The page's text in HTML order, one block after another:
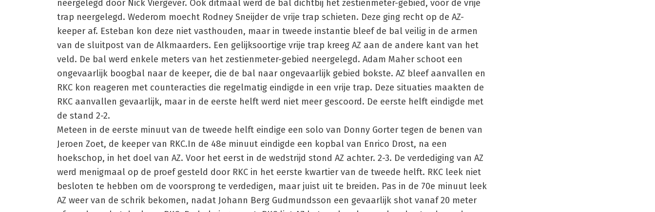
neergelegd door Nick Viergever. Ook ditmaal werd de bal dichtbij het zestienmeter-gebied, voor de vrije
trap neergelegd. Wederom moecht Rodney Sneijder de vrije trap schieten. Deze ging recht op de AZ-
keeper af. Esteban kon deze niet vasthouden, maar in tweede instantie bleef de bal veilig in de armen
van de sluitpost van de Alkmaarders. Een gelijksoortige vrije trap kreeg AZ aan de andere kant van het
veld. De bal werd enkele meters van het zestienmeter-gebied neergelegd. Adam Maher schoot een
ongevaarlijk boogbal naar de keeper, die de bal naar ongevaarlijk gebied bokste. AZ bleef aanvallen en
RKC kon reageren met counteracties die regelmatig eindigde in een vrije trap. Deze situaties maakten de
RKC aanvallen gevaarlijk, maar in de eerste helft werd niet meer gescoord. De eerste helft eindigde met
de stand 2-2.
Meteen in de eerste minuut van de tweede helft eindige een solo van Donny Gorter tegen de benen van
Jeroen Zoet, de keeper van RKC.In de 48e minuut eindigde een kopbal van Enrico Drost, na een
hoekschop, in het doel van AZ. Voor het eerst in de wedstrijd stond AZ achter. 2-3. De verdediging van AZ
werd menigmaal op de proef gesteld door RKC in het eerste kwartier van de tweede helft. RKC leek niet
besloten te hebben om de voorsprong te verdedigen, maar juist uit te breiden. Pas in de 70e minuut leek
AZ weer van de schrik bekomen, nadat Johann Berg Gudmundsson een gevaarlijk shot vanaf 20 meter